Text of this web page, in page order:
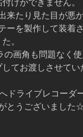
けができません。
来たり見た目が悪
ーを製作して装着
た。
画角も問題なく
てお渡しさせてい
ドライブレコーダ
とうございました